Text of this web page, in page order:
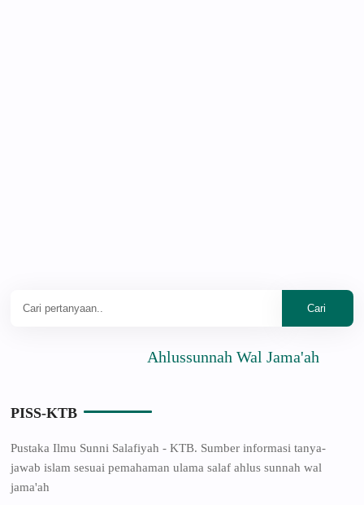
Ahlussunnah Wal Jama'ah
PISS-KTB
Pustaka Ilmu Sunni Salafiyah - KTB. Sumber informasi tanya-
jawab islam sesuai pemahaman ulama salaf ahlus sunnah wal
jama'ah